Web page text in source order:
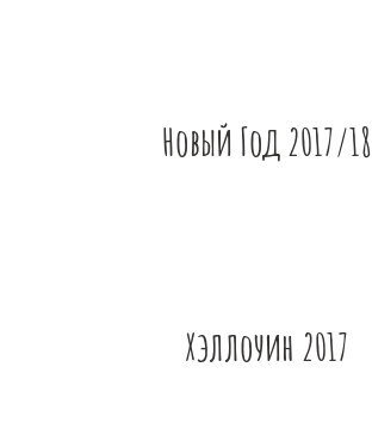
Новый Год 2017/18
Хэллоуин 2017